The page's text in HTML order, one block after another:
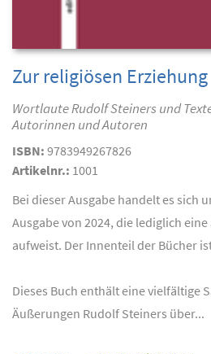
Zur religiösen Erziehung
Wortlaute Rudolf Steiners und
Autorinnen und Autoren
ISBN: 9783949267826
Artikelnr.: 1001
Bei dieser Ausgabe handelt es sich
Ausgabe von 2024, die lediglich
aufweist. Der Innenteil der Bücher
Dieses Buch enthält eine vielfältige
Äußerungen Rudolf Steiners über...